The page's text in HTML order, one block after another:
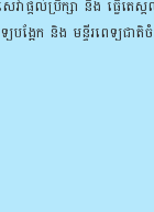
វា​ផ្តល់​ប្រឹ​ក្សា និង ធ្វើ​​ត
បង្អែក និង មន្ទីរ​ពេទ្យ​ជា